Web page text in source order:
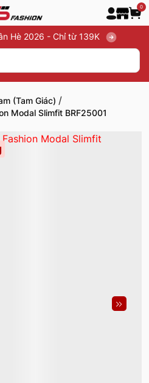
0
Hè 2026 - Chỉ từ 139K
(Tam Giác) /
Modal Slimfit BRF25001